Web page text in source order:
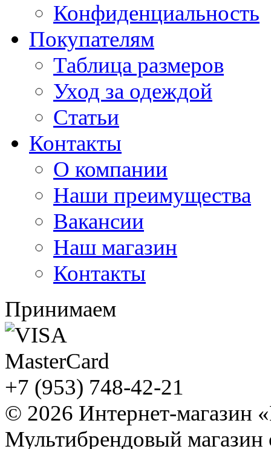
Конфиденциальность
Покупателям
Таблица размеров
Уход за одеждой
Статьи
Контакты
О компании
Наши преимущества
Вакансии
Наш магазин
Контакты
Принимаем
+7 (953) 748-42-21
© 2026 Интернет-магазин
Мультибрендовый